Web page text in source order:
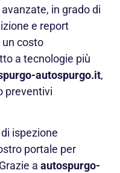
in grado di
e report
costo
a tecnologie più
autospurgo.it,
preventivi
ispezione
portale per
a autospurgo-